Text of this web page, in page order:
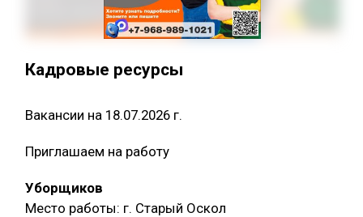
Кадровые ресурсы
Вакансии на 18.07.2026 г.
Приглашаем на работу
Уборщиков
Место работы: г. Старый Оскол